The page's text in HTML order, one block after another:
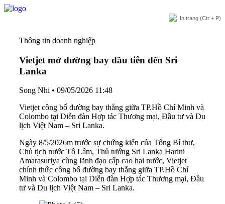
In trang (Ctr + P)
Thông tin doanh nghiệp
Vietjet mở đường bay đầu tiên đến Sri
Lanka
Song Nhi • 09/05/2026 11:48
Vietjet công bố đường bay thẳng giữa TP.Hồ Chí Minh và
Colombo tại Diễn đàn Hợp tác Thương mại, Đầu tư và Du
lịch Việt Nam – Sri Lanka.
Ngày 8/5/2026m trước sự chứng kiến của Tổng Bí thư,
Chủ tịch nước Tô Lâm, Thủ tướng Sri Lanka Harini
Amarasuriya cùng lãnh đạo cấp cao hai nước, Vietjet
chính thức công bố đường bay thẳng giữa TP.Hồ Chí
Minh và Colombo tại Diễn đàn Hợp tác Thương mại, Đầu
tư và Du lịch Việt Nam – Sri Lanka.